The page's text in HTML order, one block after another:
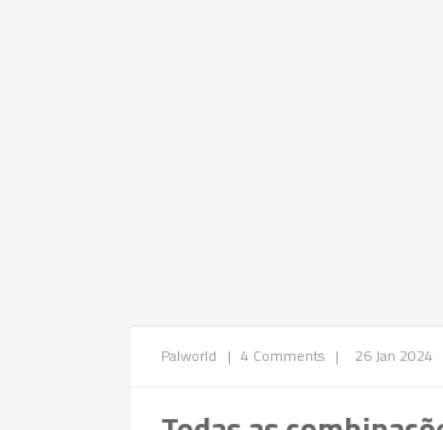
Palworld | 4 Comments | 26 Jan 2024